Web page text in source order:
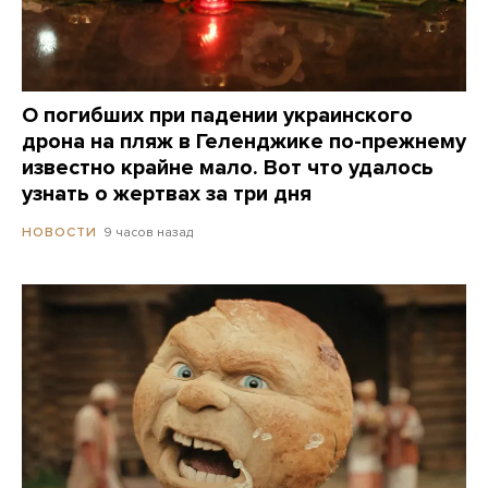
О погибших при падении украинского
дрона на пляж в Геленджике по-прежнему
известно крайне мало. Вот что удалось
узнать о жертвах за три дня
НОВОСТИ 9 часов назад